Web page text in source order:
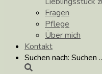
Fragen
Pflege
Über mich
Kontakt
Suchen nach: Suchen